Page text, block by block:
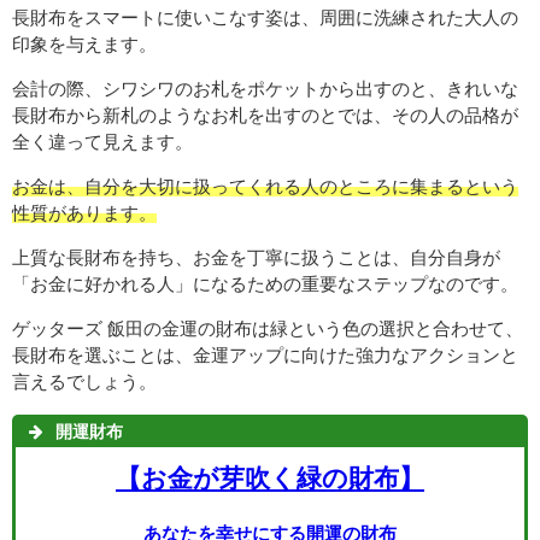
長財布をスマートに使いこなす姿は、周囲に洗練された大人の
印象を与えます。
会計の際、シワシワのお札をポケットから出すのと、きれいな
長財布から新札のようなお札を出すのとでは、その人の品格が
全く違って見えます。
お金は、自分を大切に扱ってくれる人のところに集まるという
性質があります。
上質な長財布を持ち、お金を丁寧に扱うことは、自分自身が
「お金に好かれる人」になるための重要なステップなのです。
ゲッターズ 飯田の金運の財布は緑という色の選択と合わせて、
長財布を選ぶことは、金運アップに向けた強力なアクションと
言えるでしょう。
開運財布
【お金が芽吹く緑の財布】
あなたを幸せにする開運の財布